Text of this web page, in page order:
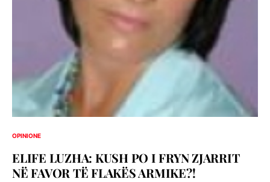
OPINIONE
ELIFE LUZHA: KUSH PO I FRYN ZJARRIT
NË FAVOR TË FLAKËS ARMIKE?!